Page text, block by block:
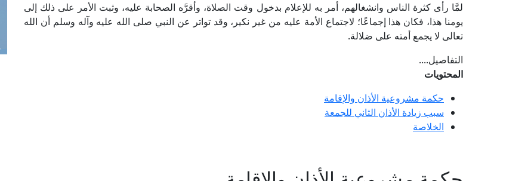
لمَّا رأى كثرة الناس وانشغالهم، أمر به للإعلام بدخول وقت الصلاة، وأقرَّه الصحابة عليه، وثبت الأمر على ذلك إلى
يومنا هذا، فكان هذا إجماعًا؛ لاجتماع الأمة عليه من غير نكير، وقد تواتر عن النبي صلى الله عليه وآله وسلم أن الله
تعالى لا يجمع أمته على ضلالة.
التفاصيل....
المحتويات
حكمة مشروعية الأذان والإقامة
سبب زيادة الأذان الثاني للجمعة
الخلاصة